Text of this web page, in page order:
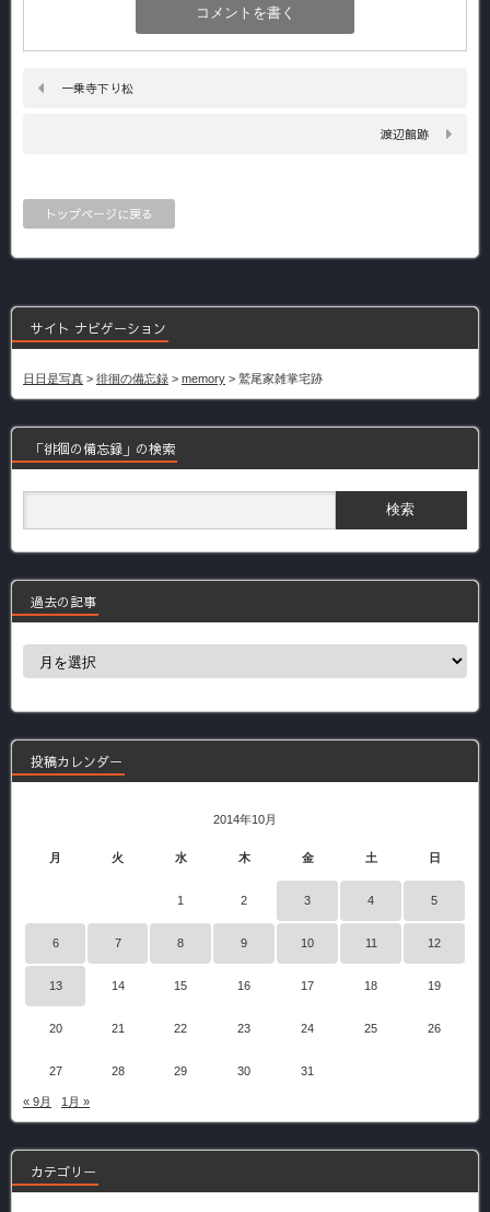
一乗寺下り松
渡辺館跡
トップページに戻る
サイト ナビゲーション
日日是写真 > 徘徊の備忘録 > memory > 鷲尾家雑掌宅跡
「徘徊の備忘録」の検索
過去の記事
過
事
投稿カレンダー
2014年10月
月 火 水 木 金 土 日
1 2 3 4 5
6 7 8 9 10 11 12
13 14 15 16 17 18 19
20 21 22 23 24 25 26
27 28 29 30 31
« 9月 1月 »
カテゴリー